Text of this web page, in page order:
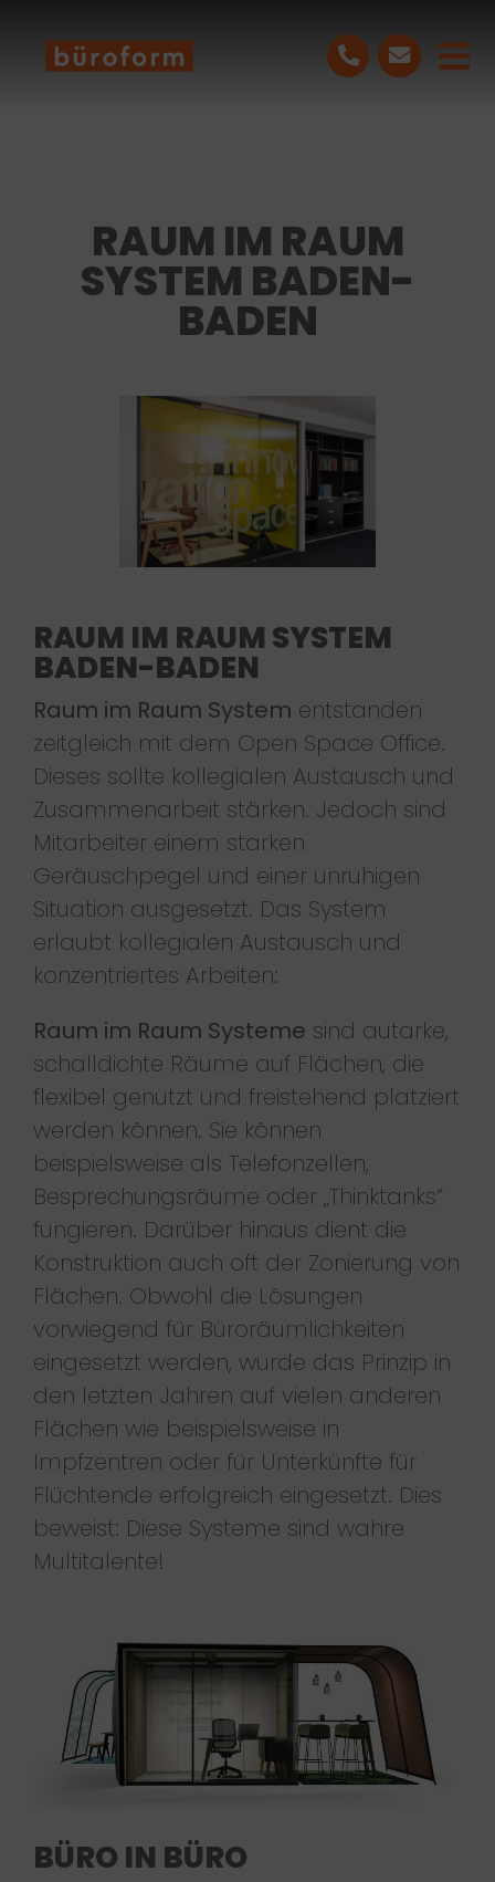
content
ÜBER UNS
BLOG
KONTAKT
RAUM IM RAUM
SYSTEM BADEN-
BADEN
RAUM IM RAUM SYSTEM
BADEN-BADEN
Raum im Raum System entstanden
zeitgleich mit dem Open Space Office.
Dieses sollte kollegialen Austausch und
Zusammenarbeit stärken. Jedoch sind
Mitarbeiter einem starken
Geräuschpegel und einer unruhigen
Situation ausgesetzt. Das System
erlaubt kollegialen Austausch und
konzentriertes Arbeiten:
Raum im Raum Systeme sind autarke,
schalldichte Räume auf Flächen, die
flexibel genutzt und freistehend platziert
werden können. Sie können
beispielsweise als Telefonzellen,
Besprechungsräume oder „Thinktanks“
fungieren. Darüber hinaus dient die
Konstruktion auch oft der Zonierung von
Flächen. Obwohl die Lösungen
vorwiegend für Büroräumlichkeiten
eingesetzt werden, wurde das Prinzip in
den letzten Jahren auf vielen anderen
Flächen wie beispielsweise in
Impfzentren oder für Unterkünfte für
Flüchtende erfolgreich eingesetzt. Dies
beweist: Diese Systeme sind wahre
Multitalente!
BÜRO IN BÜRO